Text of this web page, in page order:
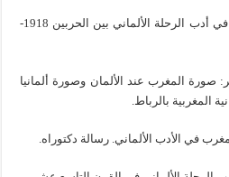
: صورة المغرب في أدب الرحلة الألماني بين الحربين 1918-
صورة المغرب عند الألمان وصورة ألمانيا
المغربية بالرباط.
في الأدب الألماني. رسالة دكتوراه.